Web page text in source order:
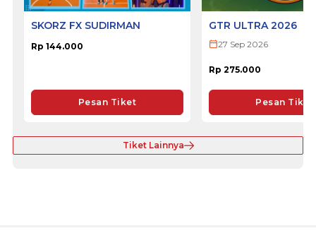
SKORZ FX SUDIRMAN
Rp 144.000
Pesan Tiket
GTR ULTRA 2026
27 Sep 2026
Rp 275.000
Pesan Tiket
Tiket Lainnya